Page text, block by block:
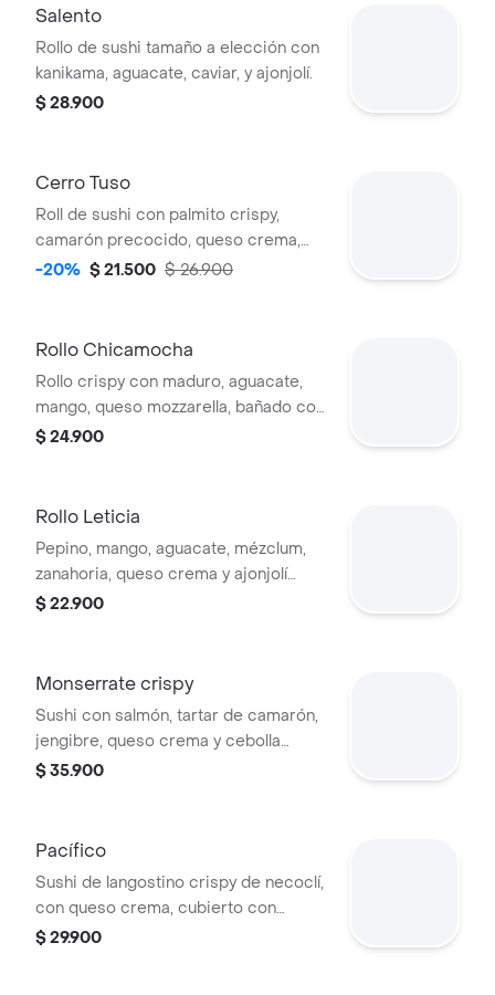
Salento
Rollo de sushi tamaño a elección con
kanikama, aguacate, caviar, y ajonjolí.
$ 28.900
Cerro Tuso
Roll de sushi con palmito crispy,
camarón precocido, queso crema,
guacamole y puerro caramelizado.
-20% $ 21.500 $ 26.900
Rollo Chicamocha
Rollo crispy con maduro, aguacate,
mango, queso mozzarella, bañado con
una deliciosa miel de jengibre.
$ 24.900
Rollo Leticia
Pepino, mango, aguacate, mézclum,
zanahoria, queso crema y ajonjolí
negro.
$ 22.900
Monserrate crispy
Sushi con salmón, tartar de camarón,
jengibre, queso crema y cebolla
puerro caramelizada.
$ 35.900
Pacífico
Sushi de langostino crispy de necoclí,
con queso crema, cubierto con
delicioso plátano maduro, aguacate y
$ 29.900